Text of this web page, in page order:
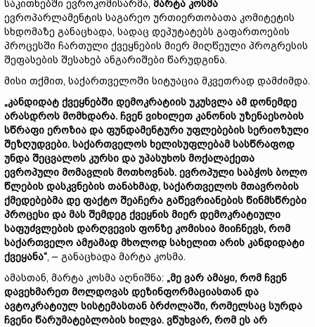
საკითხებში ევროკომისარმა, მარტა კოსმა
ევროპარლამენტის საგარეო ურთიერთობათა კომიტეტის
სხდომაზე განაცხადა, სადაც დეპუტატებს გაფართოების
პროცესში ჩართული ქვეყნების მიერ მიღწეული პროგრესის
შეფასების შესახებ ანგარიშები წარუდგინა.
მისი თქმით, საქართველოში სიტუაცია მკვეთრად დამძიმდა.
„კანდიდატ ქვეყნებში დემოკრატიის უკუსვლა ამ დონემდე
არასდროს მომხდარა. ჩვენ ვიხილეთ კანონის უზენაესობის
სწრაფი ეროზია და ფუნდამენტური უფლებების სერიოზული
შეზღუდვები. საქართველოს ხელისუფლებამ სასწრაფოდ
უნდა შეცვალოს კურსი და უპასუხოს მოქალაქეთა
ევროპული მომავლის მოთხოვნას. ევროპული საბჭოს ბოლო
წლების დასკვნების თანახმად, საქართველოს მთავრობის
ქმედებებმა დე ფაქტო შეაჩერა გაწევრიანების წინმსწრები
პროცესი და მას შემდეგ ქვეყნის მიერ დემოკრატიული
საფუძვლების დარღვევის ფონზე კომისია მიიჩნევს, რომ
საქართველო ამჟამად მხოლოდ სახელით არის კანდიდატი
ქვეყანა“, – განაცხადა მარტა კოსმა.
ამასთან, მარტა კოსმა აღნიშნა: „მე ვარ ამაყი, რომ ჩვენ
დავეხმარეთ მოლდოვას დეზინფორმაციასთან და
ავტოკრატიულ სისტემასთან ბრძოლაში, რომელსაც სურდა
ჩვენი წარუმატებლობის ხილვა. ვწუხვარ, რომ ეს არ